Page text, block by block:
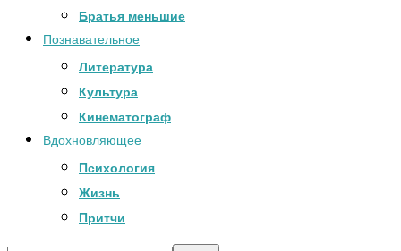
Братья меньшие
Познавательное
Литература
Культура
Кинематограф
Вдохновляющее
Психология
Жизнь
Притчи